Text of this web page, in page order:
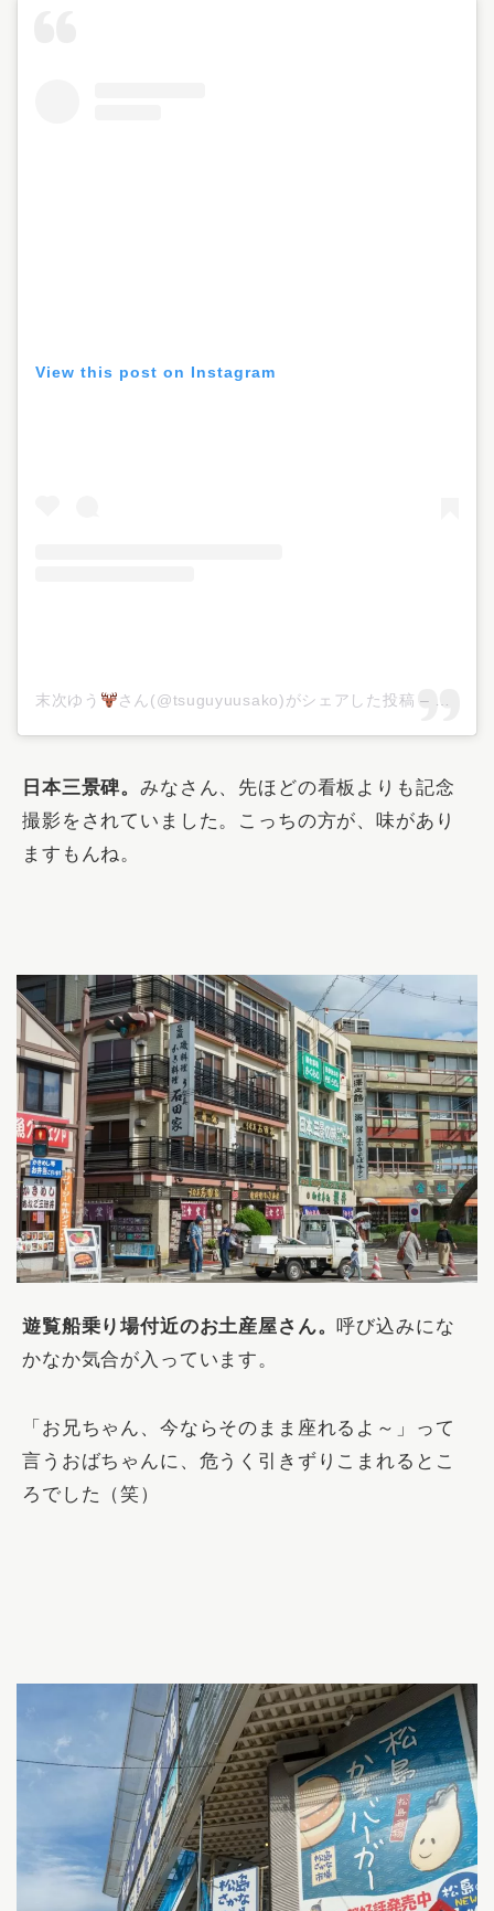
View this post on Instagram
末次ゆう さん(@tsuguyuusako)がシェアした投稿 – 2018年
日本三景碑。みなさん、先ほどの看板よりも記念
撮影をされていました。こっちの方が、味があり
ますもんね。
遊覧船乗り場付近のお土産屋さん。呼び込みにな
かなか気合が入っています。
「お兄ちゃん、今ならそのまま座れるよ～」って
言うおばちゃんに、危うく引きずりこまれるとこ
ろでした（笑）